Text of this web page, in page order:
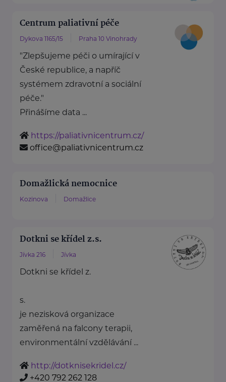
Centrum paliativní péče
Dykova 1165/15 Praha 10 Vinohrady
"Zlepšujeme péči o umírající v
České republice, a napříč
systémem zdravotní a sociální
péče."
Přinášíme data ...
https://paliativnicentrum.cz/
office@paliativnicentrum.cz
Domažlická nemocnice
Kozinova Domažlice
Dotkni se křídel z.s.
Jívka 216 Jívka
Dotkni se křídel z.
s.
je nezisková organizace
zaměřená na falcony terapii,
environmentální vzdělávání ...
http://dotknisekridel.cz/
+420 792 262 128